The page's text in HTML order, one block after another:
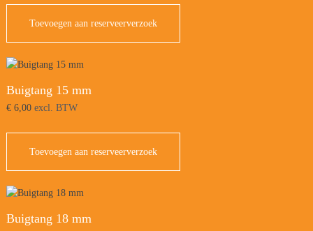
Toevoegen aan reserveerverzoek
Buigtang 15 mm
€6,00excl. BTW
Toevoegen aan reserveerverzoek
Buigtang 18 mm